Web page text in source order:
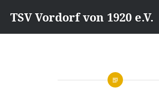
zumTSV Vordorf von 1920 e.V.